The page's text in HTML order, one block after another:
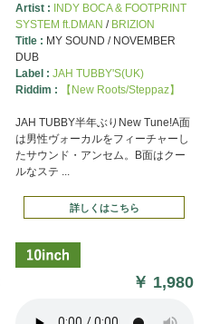
Artist : INDY BOCA & FOOTPRINT
SYSTEM ft.DMAN / BRIZION
Title : MY SOUND / NOVEMBER
DUB
Label : JAH TUBBY'S(UK)
Riddim :
【New Roots/Steppaz】
JAH TUBBY半年ぶりNew Tune!A面
は男性ヴォーカルをフィーチャーし
たサウンド・アンセム。B面はクー
ルなステ ...
詳しくはこちら
￥ 1,980